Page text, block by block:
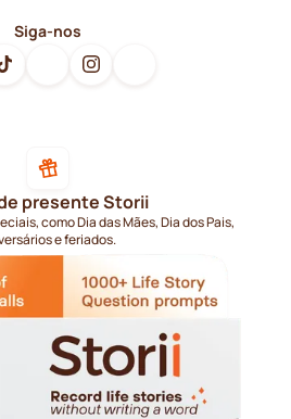
Siga-nos
presente Storii
como Dia das Mães, Dia dos Pais,
e feriados.